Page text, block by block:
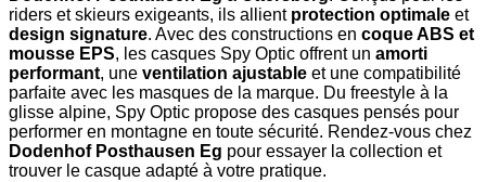
riders et skieurs exigeants, ils allient protection optimale et
design signature. Avec des constructions en coque ABS et
mousse EPS, les casques Spy Optic offrent un amorti
performant, une ventilation ajustable et une compatibilité
parfaite avec les masques de la marque. Du freestyle à la
glisse alpine, Spy Optic propose des casques pensés pour
performer en montagne en toute sécurité. Rendez-vous chez
Dodenhof Posthausen Eg pour essayer la collection et
trouver le casque adapté à votre pratique.